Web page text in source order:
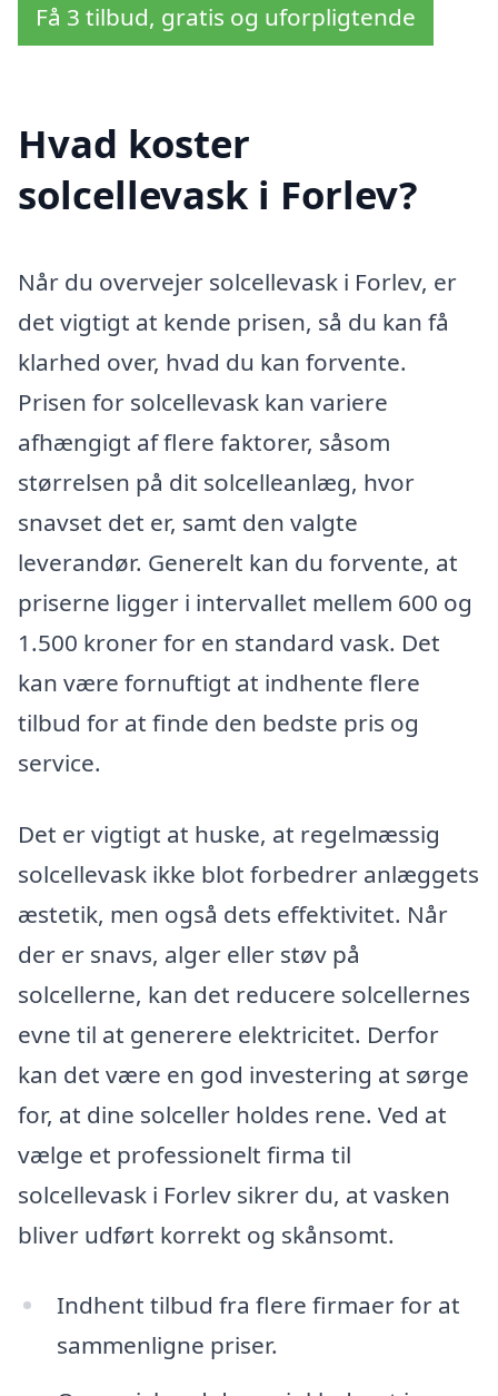
Få 3 tilbud, gratis og uforpligtende
Hvad koster
solcellevask i Forlev?
Når du overvejer solcellevask i Forlev, er
det vigtigt at kende prisen, så du kan få
klarhed over, hvad du kan forvente.
Prisen for solcellevask kan variere
afhængigt af flere faktorer, såsom
størrelsen på dit solcelleanlæg, hvor
snavset det er, samt den valgte
leverandør. Generelt kan du forvente, at
priserne ligger i intervallet mellem 600 og
1.500 kroner for en standard vask. Det
kan være fornuftigt at indhente flere
tilbud for at finde den bedste pris og
service.
Det er vigtigt at huske, at regelmæssig
solcellevask ikke blot forbedrer anlæggets
æstetik, men også dets effektivitet. Når
der er snavs, alger eller støv på
solcellerne, kan det reducere solcellernes
evne til at generere elektricitet. Derfor
kan det være en god investering at sørge
for, at dine solceller holdes rene. Ved at
vælge et professionelt firma til
solcellevask i Forlev sikrer du, at vasken
bliver udført korrekt og skånsomt.
Indhent tilbud fra flere firmaer for at
sammenligne priser.